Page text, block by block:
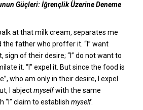
2021 by admin
Güçleri: İğrençlik Üzerine Deneme
at that milk cream, separates me
father who proffer it. “I” want
of their desire; “I” do not want to
it. “I” expel it. But since the food is
who am only in their desire, I expel
I abjectmyselfwith the same
“I” claim to establish myself.